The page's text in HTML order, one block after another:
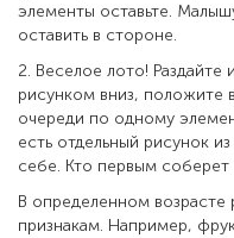
элементы оставьте.
оставить в стороне.
2. Веселое лото! Раздайте
рисунком вниз, положите
очереди по одному
есть отдельный рисунок
себе. Кто первым соберет
В определенном
признакам. Например,